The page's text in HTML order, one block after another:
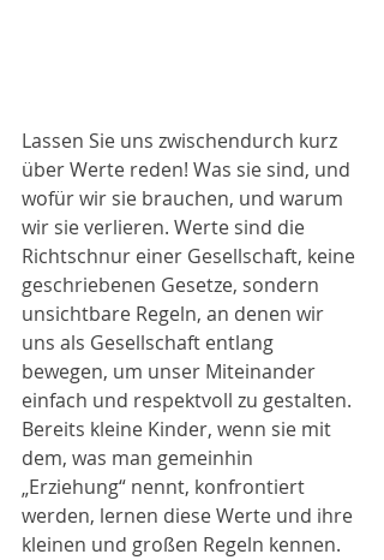
Lassen Sie uns zwischendurch kurz
über Werte reden! Was sie sind, und
wofür wir sie brauchen, und warum
wir sie verlieren. Werte sind die
Richtschnur einer Gesellschaft, keine
geschriebenen Gesetze, sondern
unsichtbare Regeln, an denen wir
uns als Gesellschaft entlang
bewegen, um unser Miteinander
einfach und respektvoll zu gestalten.
Bereits kleine Kinder, wenn sie mit
dem, was man gemeinhin
„Erziehung“ nennt, konfrontiert
werden, lernen diese Werte und ihre
kleinen und großen Regeln kennen.